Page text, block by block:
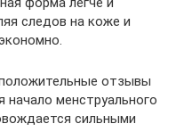
следов на коже и
отзывы
начало менструального
сильными